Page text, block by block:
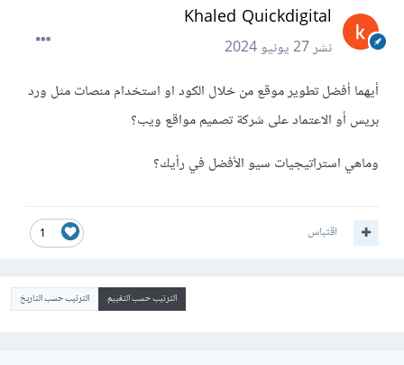
Khaled Quickdigital
نشر27 يونيو 2024
أيهما أفضل تطوير موقع من خلال الكود او استخدام منصات مثل ورد
بريس أو الاعتماد على شركة تصميم مواقعويب؟
وماهي استراتيجيات سيوالأفضل في رأيك؟
1 اقتباس
الترتيب حسب التقييم الترتيب حسب التاريخ